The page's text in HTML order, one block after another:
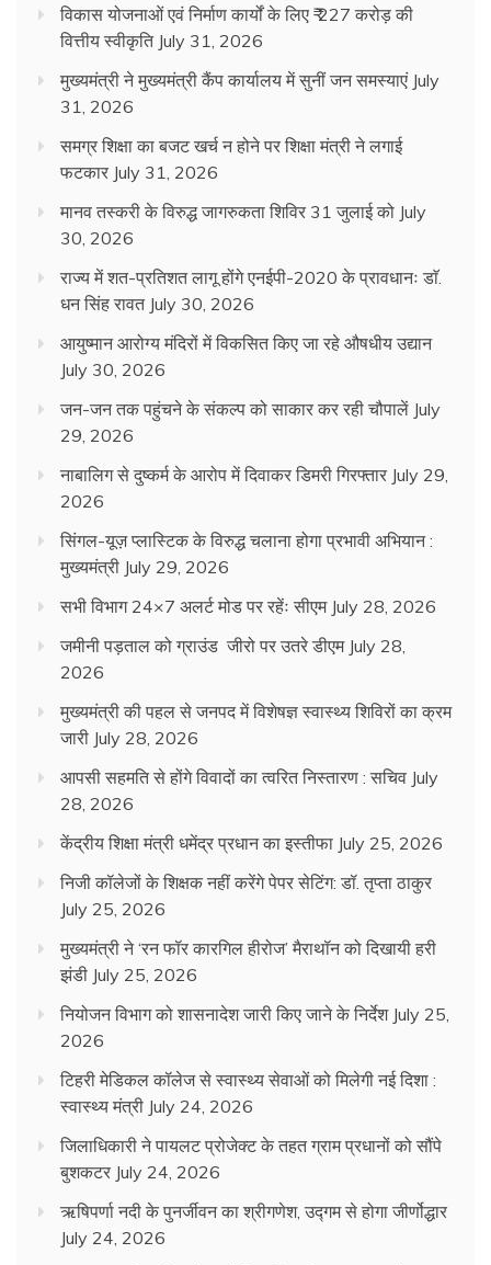
विकास योजनाओं एवं निर्माण कार्यों के लिए ₹ 227 करोड़ की
वित्तीय स्वीकृति July 31, 2026
मुख्यमंत्री ने मुख्यमंत्री कैंप कार्यालय में सुनीं जन समस्याएं July
31, 2026
समग्र शिक्षा का बजट खर्च न होने पर शिक्षा मंत्री ने लगाई
फटकार July 31, 2026
मानव तस्करी के विरुद्ध जागरुकता शिविर 31 जुलाई को July
30, 2026
राज्य में शत-प्रतिशत लागू होंगे एनईपी-2020 के प्रावधानः डाॅ.
धन सिंह रावत July 30, 2026
आयुष्मान आरोग्य मंदिरों में विकसित किए जा रहे औषधीय उद्यान
July 30, 2026
जन-जन तक पहुंचने के संकल्प को साकार कर रही चौपालें July
29, 2026
नाबालिग से दुष्कर्म के आरोप में दिवाकर डिमरी गिरफ्तार July 29,
2026
सिंगल-यूज़ प्लास्टिक के विरुद्ध चलाना होगा प्रभावी अभियान :
मुख्यमंत्री July 29, 2026
सभी विभाग 24×7 अलर्ट मोड पर रहेंः सीएम July 28, 2026
जमीनी पड़ताल को ग्राउंड जीरो पर उतरे डीएम July 28,
2026
मुख्यमंत्री की पहल से जनपद में विशेषज्ञ स्वास्थ्य शिविरों का क्रम
जारी July 28, 2026
आपसी सहमति से होंगे विवादों का त्वरित निस्तारण : सचिव July
28, 2026
केंद्रीय शिक्षा मंत्री धमेंद्र प्रधान का इस्तीफा July 25, 2026
निजी कॉलेजों के शिक्षक नहीं करेंगे पेपर सेटिंग: डॉ. तृप्ता ठाकुर
July 25, 2026
मुख्यमंत्री ने ‘रन फॉर कारगिल हीरोज’ मैराथॉन को दिखायी हरी
झंडी July 25, 2026
नियोजन विभाग को शासनादेश जारी किए जाने के निर्देश July 25,
2026
टिहरी मेडिकल कॉलेज से स्वास्थ्य सेवाओं को मिलेगी नई दिशा :
स्वास्थ्य मंत्री July 24, 2026
जिलाधिकारी ने पायलट प्रोजेक्ट के तहत ग्राम प्रधानों को सौंपे
बुशकटर July 24, 2026
ऋषिपर्णा नदी के पुनर्जीवन का श्रीगणेश, उद्गम से होगा जीर्णोद्धार
July 24, 2026